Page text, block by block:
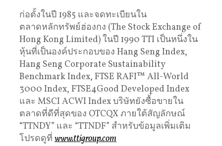
ก่อตั้งในปี 1985 และจดทะเบียนใน
ตลาดหลักทรัพย์ฮ่องกง (The Stock Exchange of
Hong Kong Limited) ในปี 1990 TTI เป็นหนึ่งใน
หุ้นที่เป็นองค์ประกอบของ Hang Seng Index,
Hang Seng Corporate Sustainability
Benchmark Index, FTSE RAFI™ All-World
3000 Index, FTSE4Good Developed Index
และ MSCI ACWI Index บริษัทยังซื้อขายใน
ตลาดที่ดีที่สุดของ OTCQX ภายใต้สัญลักษณ์
“TTNDY” และ “TTNDF” สำหรับข้อมูลเพิ่มเติม
โปรดดูที่ www.ttigroup.com